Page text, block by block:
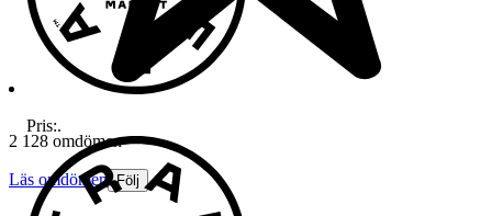
2 128 omdömen
Läs omdömen Följ
Pris:.